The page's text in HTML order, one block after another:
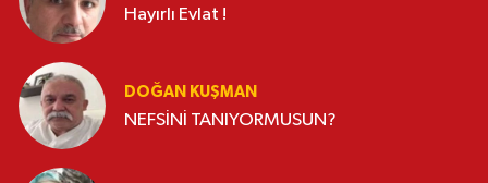
Hayırlı Evlat !
DOĞAN KUŞMAN
NEFSİNİ TANIYORMUSUN?